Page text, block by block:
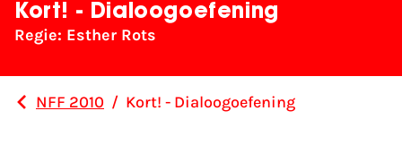
Kort! - Dialoogoefening
Regie: Esther Rots
NFF 2010 / Kort! - Dialoogoefening